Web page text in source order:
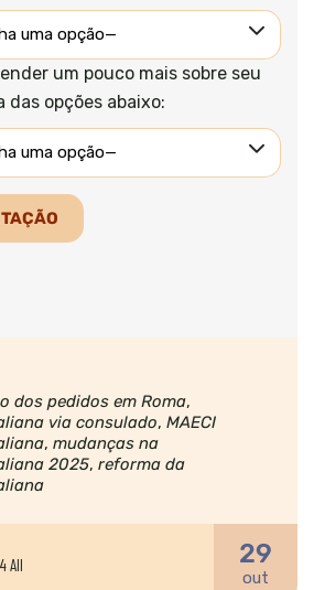
um pouco mais sobre seu
das opções abaixo:
dos pedidos em Roma,
via consulado, MAECI
, mudanças na
2025, reforma da
All 29
out